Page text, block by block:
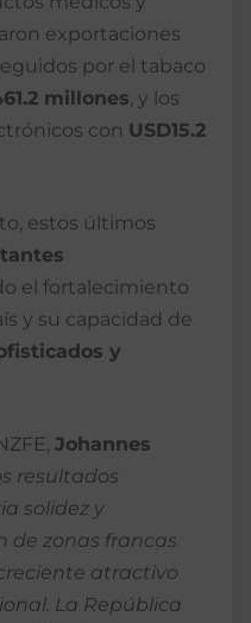
exportaciones
por el tabaco
millones , y los
con USD15.2
estos últimos
el fortalecimiento
y su capacidad de
y
Johannes
resultados
solidez y
de zonas francas
atractivo
La República